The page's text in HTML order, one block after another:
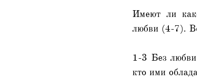
Имеют ли
любви (4-7).
1-3 Без
кто ими